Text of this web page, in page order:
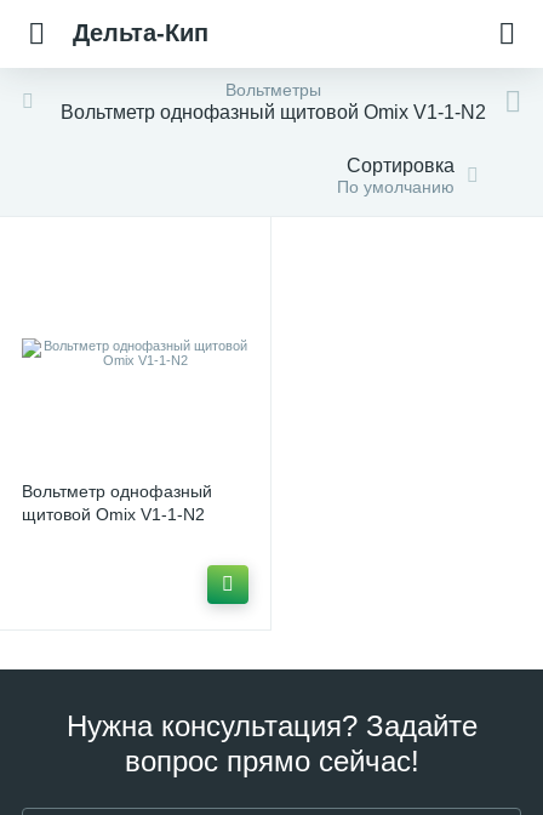
Дельта-Кип
Вольтметры
Вольтметр однофазный щитовой Omix V1-1-N2
Сортировка
По умолчанию
Вольтметр однофазный
щитовой Omix V1-1-N2
Нужна консультация? Задайте
вопрос прямо сейчас!